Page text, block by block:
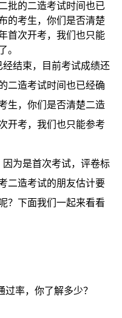
批的二造考试时间也已
的考生，你们是否清楚
首次开考，我们也只能
。
结束，目前考试成绩还
二造考试时间也已经确
生，你们是否清楚二造
开考，我们也只能参考
为是首次考试，评卷标
二造考试的朋友估计要
？下面我们一起来看看